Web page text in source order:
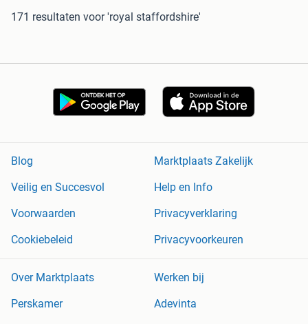
171 resultaten voor 'royal staffordshire'
Blog
Marktplaats Zakelijk
Veilig en Succesvol
Help en Info
Voorwaarden
Privacyverklaring
Cookiebeleid
Privacyvoorkeuren
Over Marktplaats
Werken bij
Perskamer
Adevinta